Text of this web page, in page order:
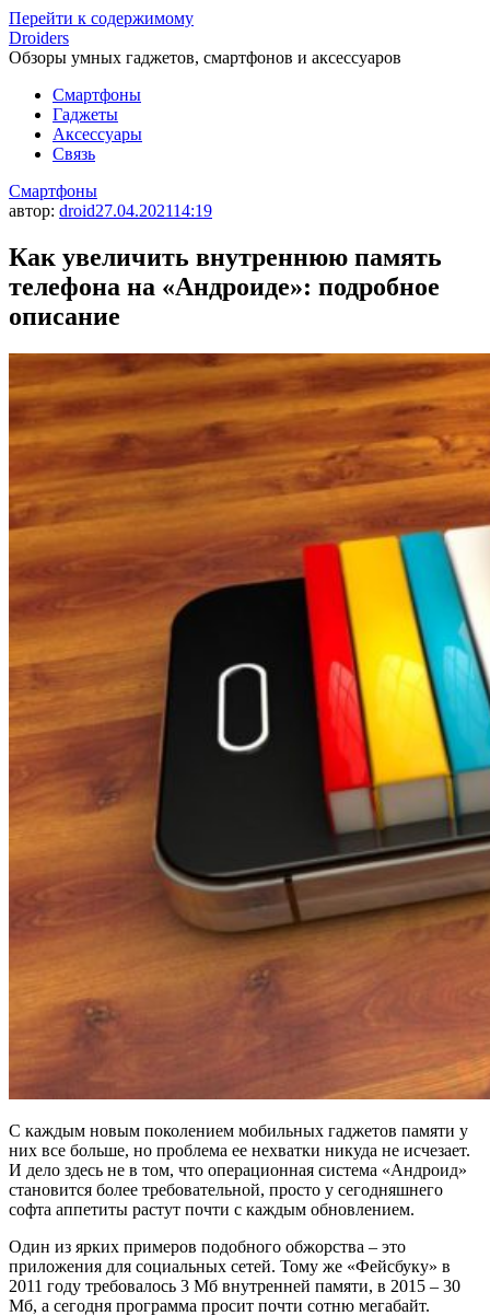
Перейти к содержимому
Droiders
Обзоры умных гаджетов, смартфонов и аксессуаров
Смартфоны
Гаджеты
Аксессуары
Связь
Смартфоны
автор: droid27.04.202114:19
Как увеличить внутреннюю память
телефона на «Андроиде»: подробное
описание
С каждым новым поколением мобильных гаджетов памяти у
них все больше, но проблема ее нехватки никуда не исчезает.
И дело здесь не в том, что операционная система «Андроид»
становится более требовательной, просто у сегодняшнего
софта аппетиты растут почти с каждым обновлением.
Один из ярких примеров подобного обжорства – это
приложения для социальных сетей. Тому же «Фейсбуку» в
2011 году требовалось 3 Мб внутренней памяти, в 2015 – 30
Мб, а сегодня программа просит почти сотню мегабайт.